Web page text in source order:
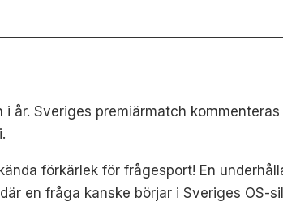
år. Sveriges premiärmatch
förkärlek för frågesport! En
en fråga kanske börjar i Sveriges OS-